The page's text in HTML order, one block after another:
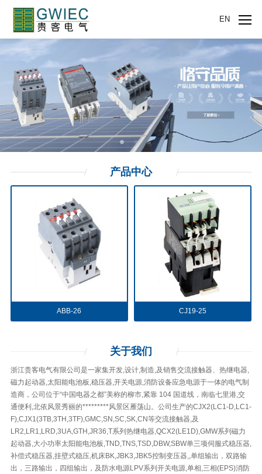
EN
产品中心
ABB-26 CJ19-25
关于我们
浙江贵客电气有限公司是一家集开发,设计,制造,及销售交流接触器、热继电器,
磁力起动器,太阳能电池板,稳压器,开关电源,消防设备应急电源于一体的电气制
造商，公司位于“中国电器之都”美称的柳市,紧靠 104 国道线，南临七里港,交
通便利,北依风景秀丽的*********风景区雁荡山。公司生产的CJX2(LC1-D,LC1-
F),CJX1(3TB,3TH,3TF),GMC,SN,SC,SK,CN等交流接触器,及
LR2,LR1,LRD,3UA,GTH,JR36,T系列热继电器,QCX2(LE1D),GMW系列磁力
起动器,大小功率太阳能电池板,TND,TNS,TSD,DBW,SBW单三项伺服式稳压器,
补偿式稳压器,挂壁式稳压,机床BK,JBK3,JBK5控制变压器,,单组输出，双路输
出，三路输出，四组输出，及防水电源LPV系列开关电源,单相,三相(EPS)消防